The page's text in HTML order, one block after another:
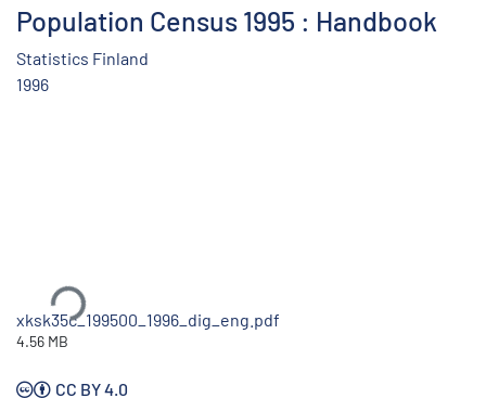
Population Census 1995 : Handbook
Statistics Finland
1996
xksk35c_199500_1996_dig_eng.pdf
4.56 MB
CC BY 4.0